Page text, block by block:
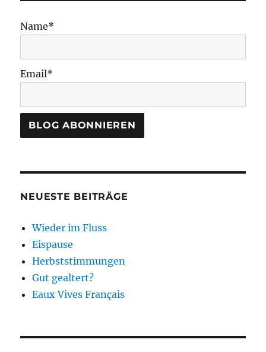
Name*
Email*
NEUESTE BEITRÄGE
Wieder im Fluss
Eispause
Herbststimmungen
Gut gealtert?
Eaux Vives Français